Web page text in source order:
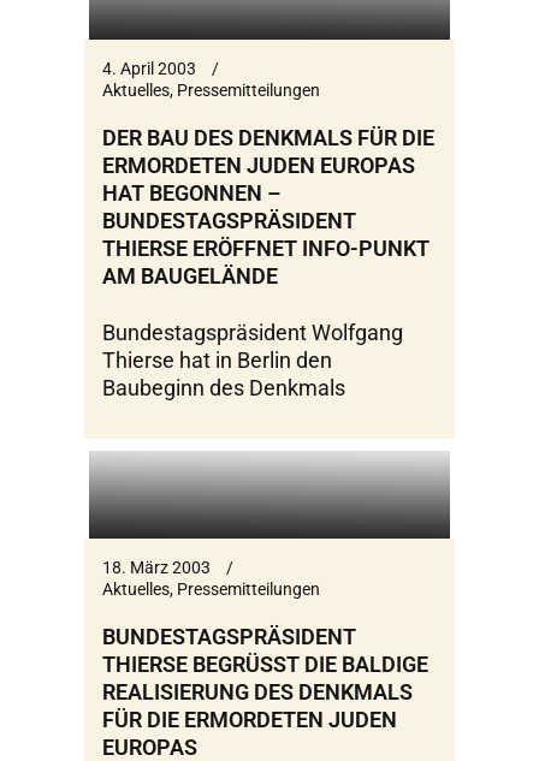
4. April 2003
Aktuelles, Pressemitteilungen
DER BAU DES DENKMALS FÜR DIE
ERMORDETEN JUDEN EUROPAS
HAT BEGONNEN –
BUNDESTAGSPRÄSIDENT
THIERSE ERÖFFNET INFO-PUNKT
AM BAUGELÄNDE
Bundestagspräsident Wolfgang
Thierse hat in Berlin den
Baubeginn des Denkmals
18. März 2003
Aktuelles, Pressemitteilungen
BUNDESTAGSPRÄSIDENT
THIERSE BEGRÜSST DIE BALDIGE R
EALISIERUNG DES DENKMALS F
ÜR DIE ERMORDETEN JUDEN E
UROPAS